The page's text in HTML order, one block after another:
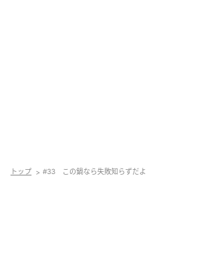
トップ #33 この鍋なら失敗知らずだよ